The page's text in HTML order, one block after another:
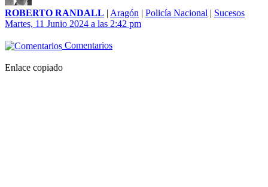
ROBERTO RANDALL | Aragón | Policía Nacional | Sucesos
Martes, 11 Junio 2024 a las 2:42 pm
Comentarios
Enlace copiado